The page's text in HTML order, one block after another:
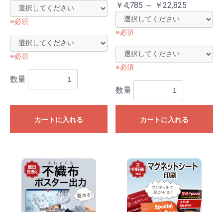
※必須
※必須
数量
カートに入れる
￥4,785 ～ ￥22,825
※必須
※必須
数量
カートに入れる